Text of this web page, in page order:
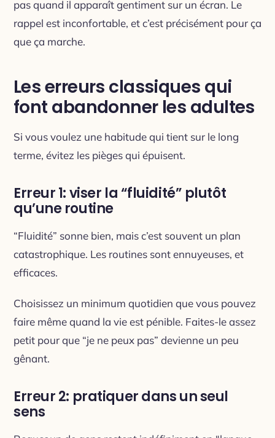
pas quand il apparaît gentiment sur un écran. Le
rappel est inconfortable, et c’est précisément pour ça
que ça marche.
Les erreurs classiques qui
font abandonner les adultes
Si vous voulez une habitude qui tient sur le long
terme, évitez les pièges qui épuisent.
Erreur 1: viser la “fluidité” plutôt
qu’une routine
“Fluidité” sonne bien, mais c’est souvent un plan
catastrophique. Les routines sont ennuyeuses, et
efficaces.
Choisissez un minimum quotidien que vous pouvez
faire même quand la vie est pénible. Faites-le assez
petit pour que “je ne peux pas” devienne un peu
gênant.
Erreur 2: pratiquer dans un seul
sens